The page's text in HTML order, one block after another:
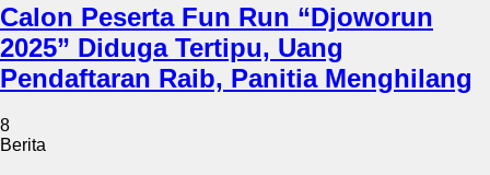
Calon Peserta Fun Run “Djoworun
2025” Diduga Tertipu, Uang
Pendaftaran Raib, Panitia Menghilang
8
Berita